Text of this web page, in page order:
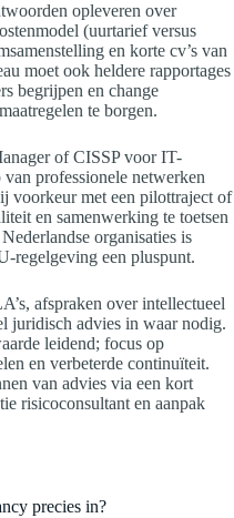
opleveren over
(uurtarief versus
en korte cv’s van
moet ook heldere rapportages
begrijpen en change
te borgen.
of CISSP voor IT-
van professionele netwerken
voorkeur met een pilottraject of
en samenwerking te toetsen
organisaties is
regelgeving een pluspunt.
afspraken over intellectueel
juridisch advies in waar nodig.
leidend; focus op
en verbeterde continuïteit.
van advies via een kort
risicoconsultant en aanpak
precies in?